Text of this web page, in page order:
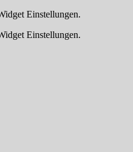
Einstellungen.
Einstellungen.